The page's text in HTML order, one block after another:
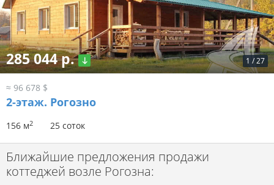
1 /27
285 044 р.
≈ 96 678 $
2-этаж. Рогозно
156 м2 25 соток
Ближайшие предложения продажи
коттеджей возле Рогозна: